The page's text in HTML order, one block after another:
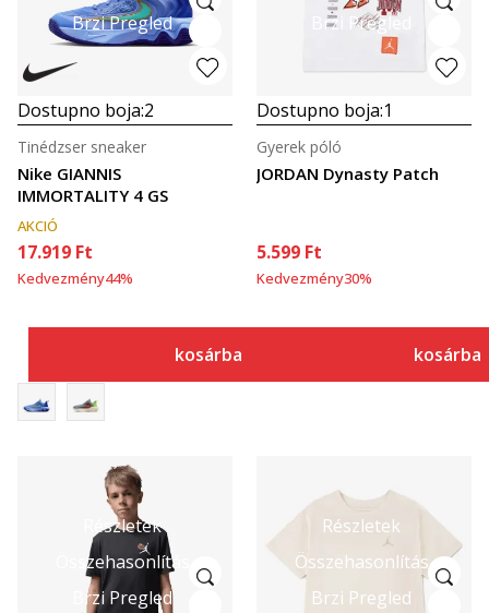
Brzi Pregled
Dostupno boja:2
Nike GIANNIS
IMMORTALITY 4 GS
Tinédzser sneaker
AKCIÓ
17.919 Ft
Kedvezmény44%
kosárba
Brzi Pregled
Dostupno boja:1
JORDAN Dynasty Patch
Gyerek póló
5.599 Ft
Kedvezmény30%
kosárba
Részletek
Összehasonlítás
Brzi Pregled
Részletek
Összehasonlítás
Brzi Pregled